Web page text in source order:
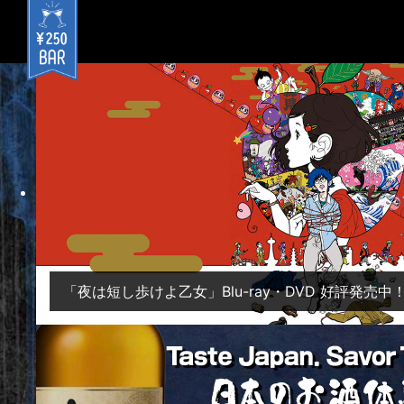
「夜は短し歩けよ乙女」Blu-ray・DVD 好評発売中